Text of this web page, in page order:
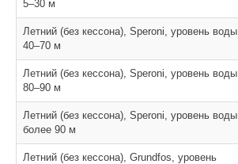
5–30 м
Летний (без кессона), Speroni, уровень воды
40–70 м
Летний (без кессона), Speroni, уровень воды
80–90 м
Летний (без кессона), Speroni, уровень воды
более 90 м
Летний (без кессона), Grundfos, уровень